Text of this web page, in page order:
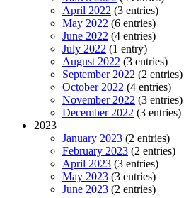
April 2022 (3 entries)
May 2022 (6 entries)
June 2022 (4 entries)
July 2022 (1 entry)
August 2022 (3 entries)
September 2022 (2 entries)
October 2022 (4 entries)
November 2022 (3 entries)
December 2022 (3 entries)
2023
January 2023 (2 entries)
February 2023 (2 entries)
April 2023 (3 entries)
May 2023 (3 entries)
June 2023 (2 entries)